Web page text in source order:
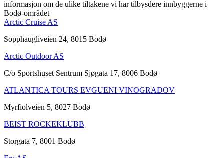
informasjon om de ulike tiltakene vi har tilbysdere innbyggerne i
Bodø-området
Arctic Cruise AS
Sopphaugliveien 24, 8015 Bodø
Arctic Outdoor AS
C/o Sportshuset Sentrum Sjøgata 17, 8006 Bodø
ATLANTICA TOURS EVGUENI VINOGRADOV
Myrfiolveien 5, 8027 Bodø
BEIST ROCKEKLUBB
Storgata 7, 8001 Bodø